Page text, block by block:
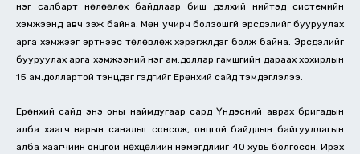
нэг салбарт нөлөөлөх байдлаар биш дэлхий нийтэд системийн
хэмжээнд авч үзэж байна. Мөн учирч болзошгүй эрсдэлийг бууруулах
арга хэмжээг эртнээс төлөвлөж хэрэгжүүлдэг болж байна. Эрсдэлийг
бууруулах арга хэмжээний нэг ам.доллар гамшгийн дараах хохирлын
15 ам.доллартой тэнцдэг гэдгийг Ерөнхий сайд тэмдэглэлээ.
Ерөнхий сайд энэ оны наймдугаар сард Үндэсний аврах бригадын
алба хаагч нарын саналыг сонсож, онцгой байдлын байгууллагын
алба хаагчийн онцгой нөхцөлийн нэмэгдлийг 40 хувь болгосон. Ирэх